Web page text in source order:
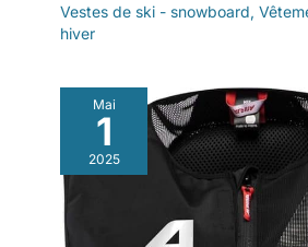
Vestes de ski - snowboard,
hiver
Mai
1
2025